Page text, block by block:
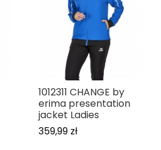
1012311 CHANGE by
erima presentation
jacket Ladies
359,99 zł